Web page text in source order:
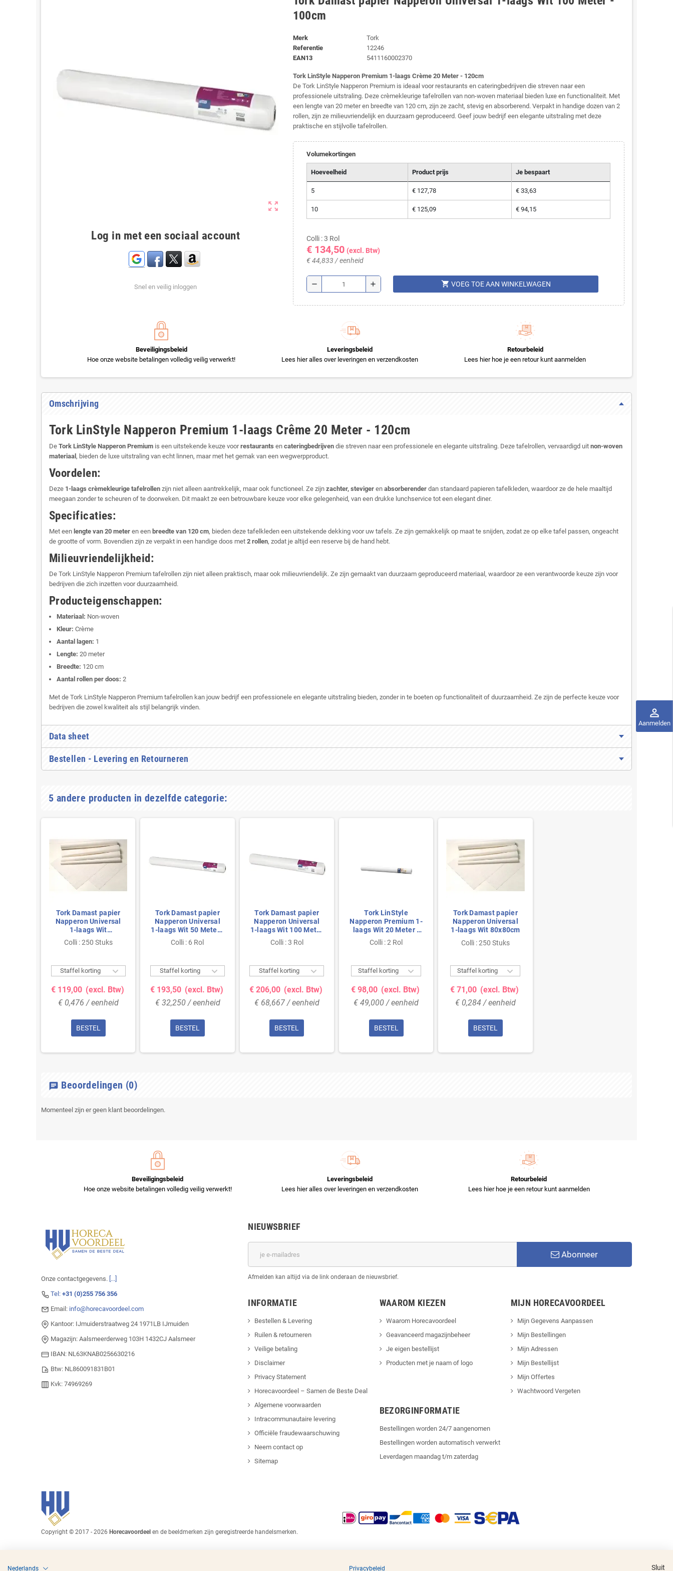
perm_identity
Aanmelden
zoom_out_map
Log in met een sociaal account
Snel en veilig inloggen
100cm
Merk
Tork
Referentie
12246
EAN13
5411160002370
Tork LinStyle Napperon Premium 1-laags Crème 20 Meter - 120cm
De Tork LinStyle Napperon Premium is ideaal voor restaurants en cateringbedrijven die streven naar een
professionele uitstraling. Deze crèmekleurige tafelrollen van non-woven materiaal bieden luxe en functionaliteit. Met
een lengte van 20 meter en breedte van 120 cm, zijn ze zacht, stevig en absorberend. Verpakt in handige dozen van 2
rollen, zijn ze milieuvriendelijk en duurzaam geproduceerd. Geef jouw bedrijf een elegante uitstraling met deze
praktische en stijlvolle tafelrollen.
Volumekortingen
Hoeveelheid Product prijs Je bespaart
5 € 127,78 € 33,63
10 € 125,09 € 94,15
Colli : 3 Rol
€ 134,50 (excl. Btw)
€ 44,833 / eenheid
remove add shopping_cart VOEG TOE AAN WINKELWAGEN
Beveiligingsbeleid
Hoe onze website betalingen volledig veilig verwerkt!
Leveringsbeleid
Lees hier alles over leveringen en verzendkosten
Retourbeleid
Lees hier hoe je een retour kunt aanmelden
Omschrijving
Tork LinStyle Napperon Premium 1-laags Crême 20 Meter - 120cm
De Tork LinStyle Napperon Premium is een uitstekende keuze voorrestaurants en cateringbedrijven die streven naar een professionele en elegante uitstraling. Deze tafelrollen, vervaardigd uit non-woven
materiaal , bieden de luxe uitstraling van echt linnen, maar met het gemak van een wegwerpproduct.
Voordelen:
Deze 1-laags crèmekleurige tafelrollen zijn niet alleen aantrekkelijk, maar ook functioneel. Ze zijn zachter, steviger en absorberender dan standaard papieren tafelkleden, waardoor ze de hele maaltijd
meegaan zonder te scheuren of te doorweken. Dit maakt ze een betrouwbare keuze voor elke gelegenheid, van een drukke lunchservice tot een elegant diner.
Specificaties:
Met een lengte van 20 meter en een breedte van 120 cm, bieden deze tafelkleden een uitstekende dekking voor uw tafels. Ze zijn gemakkelijk op maat te snijden, zodat ze op elke tafel passen, ongeacht
de grootte of vorm. Bovendien zijn ze verpakt in een handige doos met 2 rollen, zodat je altijd een reserve bij de hand hebt.
Milieuvriendelijkheid:
De Tork LinStyle Napperon Premium tafelrollen zijn niet alleen praktisch, maar ook milieuvriendelijk. Ze zijn gemaakt van duurzaam geproduceerd materiaal, waardoor ze een verantwoorde keuze zijn voor
bedrijven die zich inzetten voor duurzaamheid.
Producteigenschappen:
Materiaal: Non-woven
Kleur: Crème
Aantal lagen: 1
Lengte: 20 meter
Breedte: 120 cm
Aantal rollen per doos: 2
Met de Tork LinStyle Napperon Premium tafelrollen kan jouw bedrijf een professionele en elegante uitstraling bieden, zonder in te boeten op functionaliteit of duurzaamheid. Ze zijn de perfecte keuze voor
bedrijven die zowel kwaliteit als stijl belangrijk vinden.
Data sheet
Bestellen - Levering en Retourneren
5 andere producten in dezelfde categorie:
Tork Damast papier
Napperon Universal
1-laags Wit
80x120cm
Colli : 250 Stuks
Staffel korting 
€ 119,00 (excl. Btw)
€ 0,476 / eenheid
BESTEL
Tork Damast papier
Napperon Universal
1-laags Wit 50 Meter -
120cm
Colli : 6 Rol
Staffel korting 
€ 193,50 (excl. Btw)
€ 32,250 / eenheid
BESTEL
Tork Damast papier
Napperon Universal
1-laags Wit 100 Meter
- 120cm
Colli : 3 Rol
Staffel korting 
€ 206,00 (excl. Btw)
€ 68,667 / eenheid
BESTEL
Tork LinStyle
Napperon Premium 1-
laags Wit 20 Meter -
120cm
Colli : 2 Rol
Staffel korting 
€ 98,00 (excl. Btw)
€ 49,000 / eenheid
BESTEL
Tork Damast papier
Napperon Universal
1-laags Wit 80x80cm
Colli : 250 Stuks
Staffel korting 
€ 71,00 (excl. Btw)
€ 0,284 / eenheid
BESTEL
chat Beoordelingen (0)
Momenteel zijn er geen klant beoordelingen.
Beveiligingsbeleid
Hoe onze website betalingen volledig veilig verwerkt!
Leveringsbeleid
Lees hier alles over leveringen en verzendkosten
Retourbeleid
Lees hier hoe je een retour kunt aanmelden
Onze contactgegevens. [...]
Tel: +31 (0)255 756 356
Email: info@horecavoordeel.com
Kantoor: IJmuiderstraatweg 24 1971LB IJmuiden
Magazijn: Aalsmeerderweg 103H 1432CJ Aalsmeer
IBAN: NL63KNAB0256630216
Btw: NL860091831B01
Kvk: 74969269
NIEUWSBRIEF
Abonneer
Afmelden kan altijd via de link onderaan de nieuwsbrief.
INFORMATIE
Bestellen & Levering
Ruilen & retourneren
Veilige betaling
Disclaimer
Privacy Statement
Horecavoordeel – Samen de Beste Deal
Algemene voorwaarden
Intracommunautaire levering
Officiële fraudewaarschuwing
Neem contact op
Sitemap
WAAROM KIEZEN
Waarom Horecavoordeel
Geavanceerd magazijnbeheer
Je eigen bestellijst
Producten met je naam of logo
MIJN HORECAVOORDEEL
Mijn Gegevens Aanpassen
Mijn Bestellingen
Mijn Adressen
Mijn Bestellijst
Mijn Offertes
Wachtwoord Vergeten
BEZORGINFORMATIE
Bestellingen worden 24/7 aangenomen
Bestellingen worden automatisch verwerkt
Leverdagen maandag t/m zaterdag
Copyright © 2017 - 2026 Horecavoordeel en de beeldmerken zijn geregistreerde handelsmerken.
Sluit
Nederlands Privacybeleid